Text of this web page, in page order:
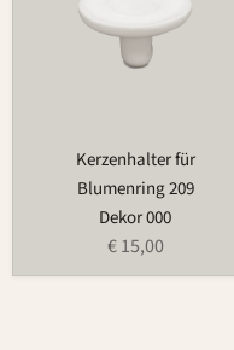
Kerzenhalter für
Blumenring 209
Dekor 000
€ 15,00